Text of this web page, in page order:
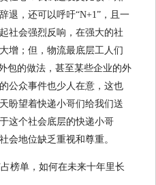
退，还可以呼吁“N+1”，且一
社会强烈反响，在强大的社
增；但，物流最底层工人们
包的做法，甚至某些企业的外
公众事件也少人在意，这也
盼望着快递小哥们给我们送
这个社会底层的快递小哥
会地位缺乏重视和尊重。